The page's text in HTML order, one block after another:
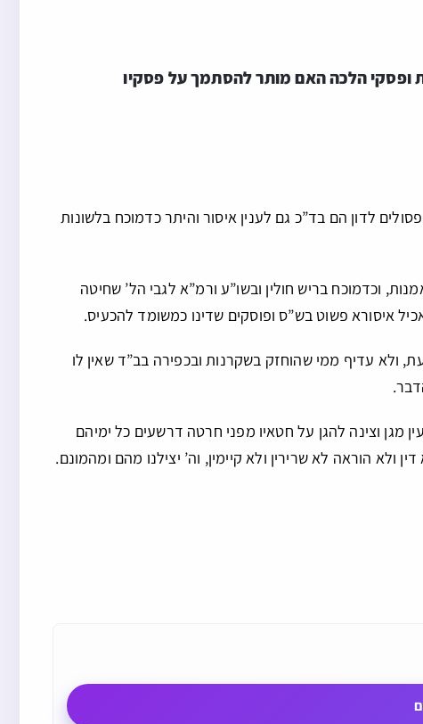
ופסקי הלכה האם מותר להסתמך על פסקיו
לדון הם בד”כ גם לענין איסור והיתר כדמוכח בלשונות
וכדמוכח בריש חולין ובשו”ע ורמ”א לגבי הל’ שחיטה
איסורא פשוט בש”ס ופוסקים שדינו כמשומד להכעיס.
ולא עדיף ממי שהוחזק בשקרנות ובכפירה בב”ד שאין לו
מגן וצינה להגן על חטאיו מפני חרטה דרשעים כל ימיהם
ולא הוראה לא שרירין ולא קיימין, וה’ יצילנו מהם ומהמונם.